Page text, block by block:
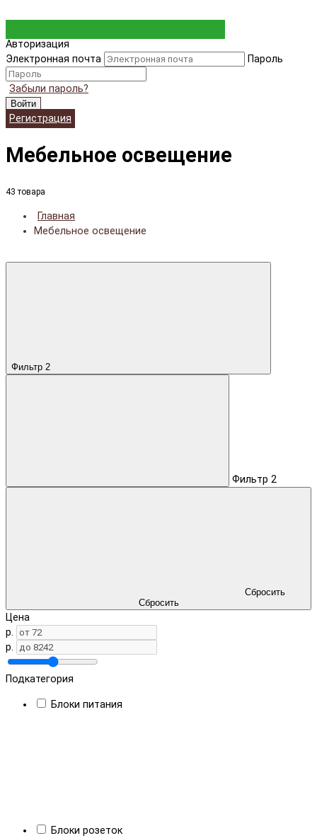
Авторизация
Электронная почта
Пароль
Забыли пароль?
Войти
Регистрация
Мебельное освещение
43 товара
Главная
Мебельное освещение
Фильтр 2
Фильтр 2
Сбросить
Сбросить
Цена
р.
р.
Подкатегория
Блоки питания
Блоки розеток